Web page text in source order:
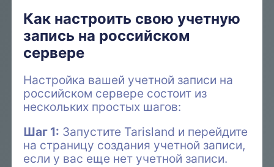
Как настроить свою учетную
запись на российском
сервере
Настройка вашей учетной записи на
российском сервере состоит из
нескольких простых шагов:
Шаг 1: Запустите Tarisland и перейдите
на страницу создания учетной записи,
если у вас еще нет учетной записи.